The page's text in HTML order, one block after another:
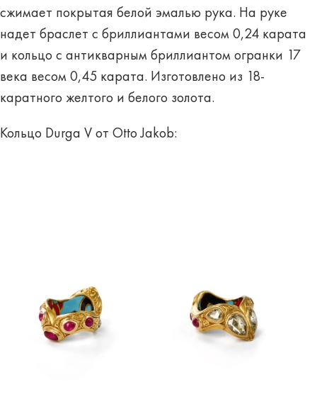
сжимает покрытая белой эмалью рука. На руке
надет браслет с бриллиантами весом 0,24 карата
и кольцо с антикварным бриллиантом огранки 17
века весом 0,45 карата. Изготовлено из 18-
каратного желтого и белого золота.
Кольцо Durga V от Otto Jakob: